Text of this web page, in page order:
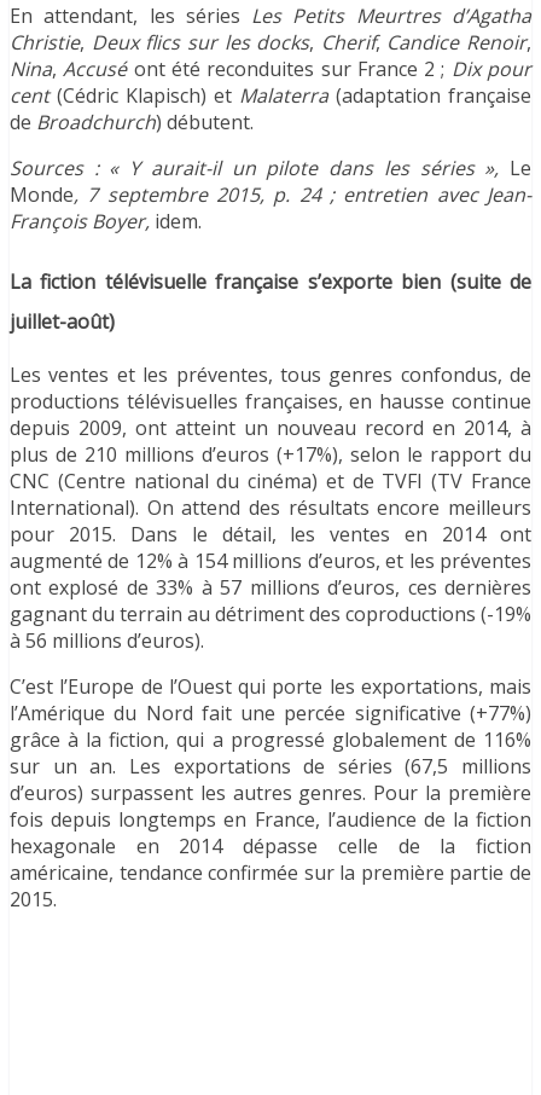
En attendant, les séries Les Petits Meurtres d’Agatha
Christie, Deux flics sur les docks, Cherif, Candice Renoir,
Nina,Accuséont été reconduites sur France 2 ; Dix pour
cent(Cédric Klapisch) et Malaterra (adaptation française
de Broadchurch) débutent.
Sources : « Y aurait-il un pilote dans les séries », Le
Monde, 7 septembre 2015, p. 24 ; entretien avec Jean-
François Boyer, idem.
La fiction télévisuelle française s’exporte bien (suite de
juillet-août)
Les ventes et les préventes, tous genres confondus, de
productions télévisuelles françaises, en hausse continue
depuis 2009, ont atteint un nouveau record en 2014, à
plus de 210 millions d’euros (+17%), selon le rapport du
CNC (Centre national du cinéma) et de TVFI (TV France
International). On attend des résultats encore meilleurs
pour 2015. Dans le détail, les ventes en 2014 ont
augmenté de 12% à 154 millions d’euros, et les préventes
ont explosé de 33% à 57 millions d’euros, ces dernières
gagnant du terrain au détriment des coproductions (-19%
à 56 millions d’euros).
C’est l’Europe de l’Ouest qui porte les exportations, mais
l’Amérique du Nord fait une percée significative (+77%)
grâce à la fiction, qui a progressé globalement de 116%
sur un an. Les exportations de séries (67,5 millions
d’euros) surpassent les autres genres. Pour la première
fois depuis longtemps en France, l’audience de la fiction
hexagonale en 2014 dépasse celle de la fiction
américaine, tendance confirmée sur la première partie de
2015.